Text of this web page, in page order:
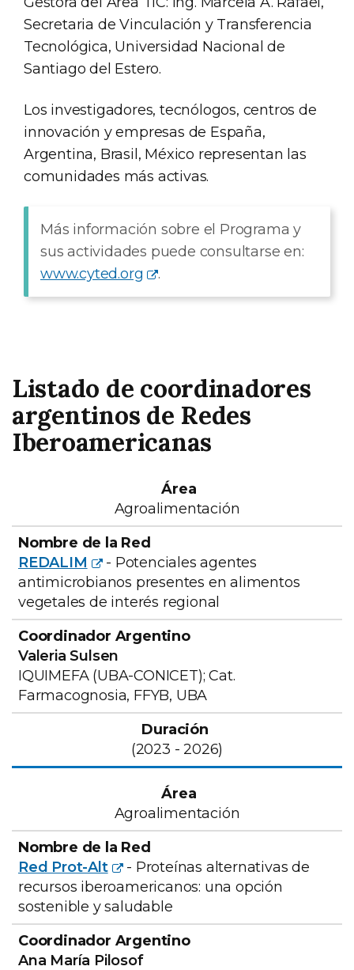
Secretaria de Vinculación y Transferencia
Tecnológica, Universidad Nacional de
Santiago del Estero.
Los investigadores, tecnólogos, centros de
innovación y empresas de España,
Argentina, Brasil, México representan las
comunidades más activas.
Más información sobre el Programa y
sus actividades puede consultarse en:
www.cyted.org
.
Listado de coordinadores
argentinos de Redes
Iberoamericanas
Coordinador
Argentino
Agroalimentación
REDALIM
- Potenciales agentes
antimicrobianos presentes en alimentos
vegetales de interés regional
Valeria Sulsen
IQUIMEFA (UBA-CONICET); Cat.
Farmacognosia, FFYB, UBA
(2023 - 2026)
Agroalimentación
Red Prot-Alt
- Proteínas alternativas de
recursos iberoamericanos: una opción
sostenible y saludable
Ana María Pilosof